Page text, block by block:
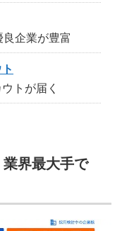
企業が豊富
トが届く
界最大手で